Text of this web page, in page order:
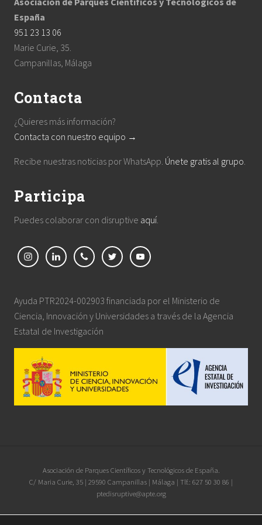
España
951 23 13 06
Marie Curie, 35.
Campanillas, Málaga
Contacta
¿Quieres más información?
Contacta con nuestro equipo →
Recibe nuestras noticias por WhatsApp. Únete gratis al grupo.
Participa
Puedes colaborar con disruptive aquí.
Ayuda PTR2024-002903 financiada por el Ministerio de
Ciencia, Innovación y Universidades a través de la Agencia
Estatal de Investigación
Footer
Asociación de Parques Científicos y Tecnológicos de España.
C/ Maria Curie, 35 | 29590 Campanillas | Málaga | Tlf.: 627 50 30 86 |
ptedisruptive@apte.org